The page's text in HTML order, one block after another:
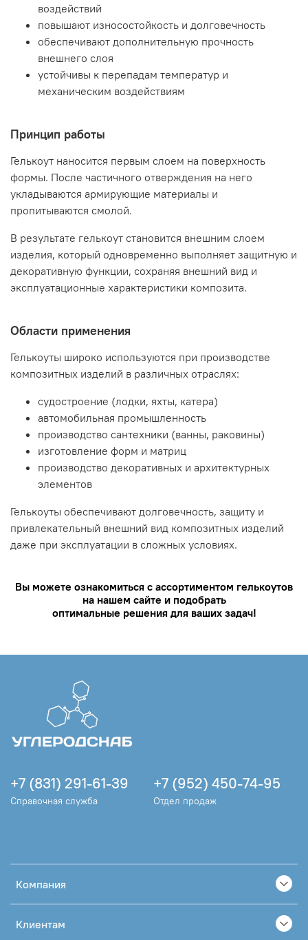
воздействий
повышают износостойкость и долговечность
обеспечивают дополнительную прочность
внешнего слоя
устойчивы к перепадам температур и
механическим воздействиям
Принцип работы
Гелькоут наносится первым слоем на поверхность
формы. После частичного отверждения на него
укладываются армирующие материалы и
пропитываются смолой.
В результате гелькоут становится внешним слоем
изделия, который одновременно выполняет защитную и
декоративную функции, сохраняя внешний вид и
эксплуатационные характеристики композита.
Области применения
Гелькоуты широко используются при производстве
композитных изделий в различных отраслях:
судостроение (лодки, яхты, катера)
автомобильная промышленность
производство сантехники (ванны, раковины)
изготовление форм и матриц
производство декоративных и архитектурных
элементов
Гелькоуты обеспечивают долговечность, защиту и
привлекательный внешний вид композитных изделий
даже при эксплуатации в сложных условиях.
Вы можете ознакомиться с ассортиментом гелькоутов
на нашем сайте и подобрать
оптимальные решения для ваших задач!
Компания
Клиентам
+7 (831) 291-61-39
Справочная служба
+7 (952) 450-74-95
Отдел продаж